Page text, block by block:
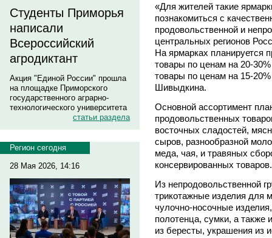
Студенты Приморья
написали
Всероссийский
агродиктант
Акция "Единой России" прошла
на площадке Приморского
государственного аграрно-
технологического университета
статьи раздела
Регион сегодня
28 Мая 2026, 14:16
«Для жителей такие
познакомиться с
продовольственной и
центральных регионов
На ярмарках планируется
товары по ценам на 20-
товары по ценам на 15-
Шивыдкина.
Основной ассортимент
продовольственных
восточных сладостей,
сыров, разнообразной
меда, чая, и травяных
консервированных товаров.
Из непродовольственной
трикотажные изделия для
чулочно-носочные
полотенца, сумки, а также
из бересты, украшения из